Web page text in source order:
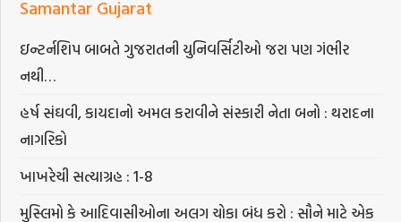
Samantar Gujarat
ઇન્ટર્નશિપ બાબતે ગુજરાતની યુનિવર્સિટીઓ જરા પણ ગંભીર
નથી…
હર્ષ સંઘવી, કાયદાનો અમલ કરાવીને સંસ્કારી નેતા બનો : થરાદના
નાગરિકો
ખાખરેચી સત્યાગ્રહ : 1-8
મુસ્લિમો કે આદિવાસીઓના અલગ ચોકા બંધ કરો : સૌને માટે એક